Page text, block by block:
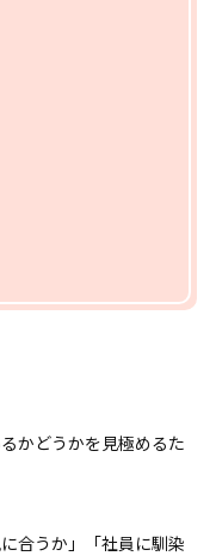
かどうかを見極めるた
合うか」「社員に馴染